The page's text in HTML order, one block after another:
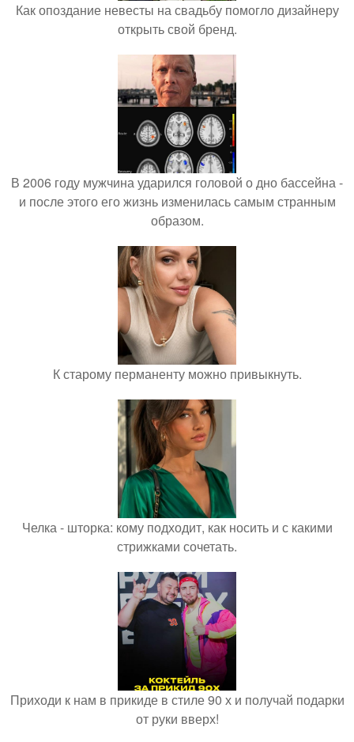
Как опоздание невесты на свадьбу помогло дизайнеру
открыть свой бренд.
В 2006 году мужчина ударился головой о дно бассейна -
и после этого его жизнь изменилась самым странным
образом.
К старому перманенту можно привыкнуть.
Челка - шторка: кому подходит, как носить и с какими
стрижками сочетать.
Приходи к нам в прикиде в стиле 90 х и получай подарки
от руки вверх!